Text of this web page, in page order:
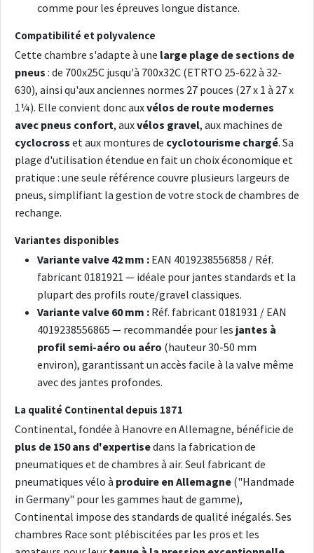
comme pour les épreuves longue distance.
Compatibilité et polyvalence
Cette chambre s'adapte à une large plage de sections de
pneus : de 700x25C jusqu'à 700x32C (ETRTO 25-622 à 32-
630), ainsi qu'aux anciennes normes 27 pouces (27 x 1 à 27 x
1¼). Elle convient donc auxvélos de route modernes
avec pneus confort, auxvélos gravel, aux machines de
cyclocross et aux montures de cyclotourisme chargé. Sa
plage d'utilisation étendue en fait un choix économique et
pratique : une seule référence couvre plusieurs largeurs de
pneus, simplifiant la gestion de votre stock de chambres de
rechange.
Variantes disponibles
Variante valve 42 mm : EAN 4019238556858 / Réf.
fabricant 0181921 — idéale pour jantes standards et la
plupart des profils route/gravel classiques.
Variante valve 60 mm : Réf. fabricant 0181931 / EAN
4019238556865 — recommandée pour les jantes à
profil semi-aéro ou aéro (hauteur 30-50 mm
environ), garantissant un accès facile à la valve même
avec des jantes profondes.
La qualité Continental depuis 1871
Continental, fondée à Hanovre en Allemagne, bénéficie de
plus de 150 ans d'expertisedans la fabrication de
pneumatiques et de chambres à air. Seul fabricant de
pneumatiques vélo à produire en Allemagne ("Handmade
in Germany" pour les gammes haut de gamme),
Continental impose des standards de qualité inégalés. Ses
chambres Race sont plébiscitées par les pros et les